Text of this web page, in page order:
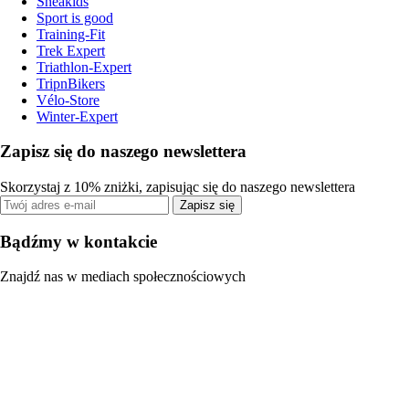
Sport is good
Training-Fit
Trek Expert
Triathlon-Expert
TripnBikers
Vélo-Store
Winter-Expert
Zapisz się do naszego newslettera
Skorzystaj z 10% zniżki, zapisując się do naszego newslettera
Zapisz się
Bądźmy w kontakcie
Znajdź nas w mediach społecznościowych